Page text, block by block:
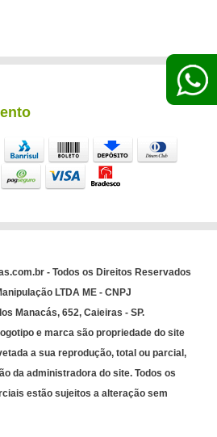
- Todos os Direitos Reservados
LTDA ME - CNPJ
Manacás, 652, Caieiras - SP.
e marca são propriedade do site
a sua reprodução, total ou parcial,
da administradora do site. Todos os
estão sujeitos a alteração sem